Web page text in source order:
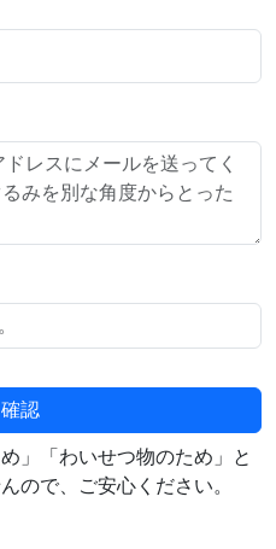
確認
」「わいせつ物のため」と
ので、ご安心ください。